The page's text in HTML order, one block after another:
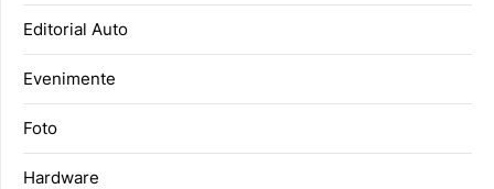
Editorial Auto
Evenimente
Foto
Hardware